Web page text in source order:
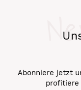
Abonniere jetzt
profitiere